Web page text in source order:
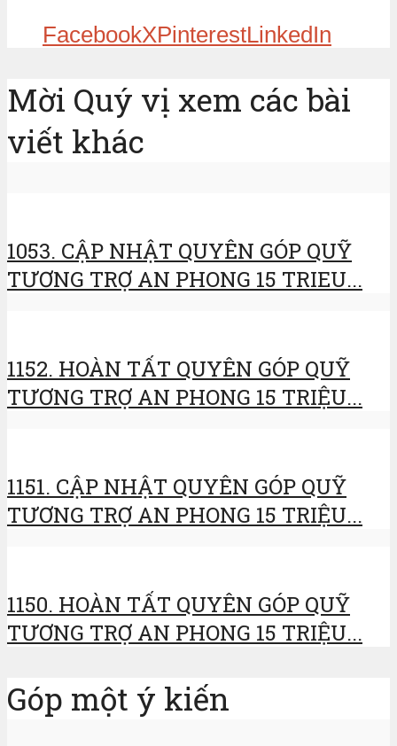
FacebookXPinterestLinkedIn
Mời Quý vị xem các bài
viết khác
1053. CẬP NHẬT QUYÊN GÓP QUỸ
TƯƠNG TRỢ AN PHONG 15 TRIEU...
1152. HOÀN TẤT QUYÊN GÓP QUỸ
TƯƠNG TRỢ AN PHONG 15 TRIỆU...
1151. CẬP NHẬT QUYÊN GÓP QUỸ
TƯƠNG TRỢ AN PHONG 15 TRIỆU...
1150. HOÀN TẤT QUYÊN GÓP QUỸ
TƯƠNG TRỢ AN PHONG 15 TRIỆU...
Góp một ý kiến